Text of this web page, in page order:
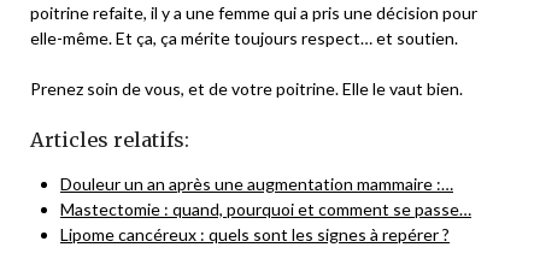
poitrine refaite, il y a une femme qui a pris une décision pour
elle-même. Et ça, ça mérite toujours respect… et soutien.
Prenez soin de vous, et de votre poitrine. Elle le vaut bien.
Articles relatifs:
Douleur un an après une augmentation mammaire :…
Mastectomie : quand, pourquoi et comment se passe…
Lipome cancéreux : quels sont les signes à repérer ?